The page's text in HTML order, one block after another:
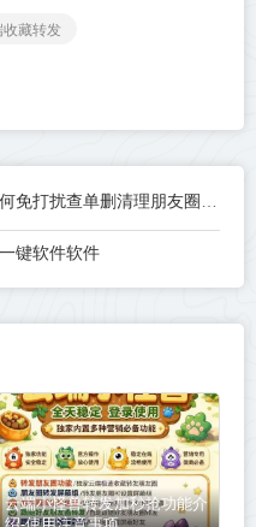
收藏转发
打扰查单删清理朋友圈教程
键软件软件
云端小怪兽转发加秒抢功能介